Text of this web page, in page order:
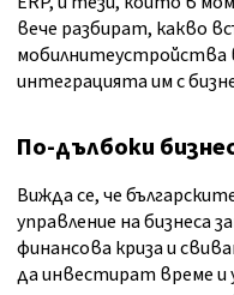
вече разбират, какво
мобилнитеустройства
интеграцията им с
По-дълбоки
Вижда се, че
управление на бизнеса
финансова криза и
да инвестират време и